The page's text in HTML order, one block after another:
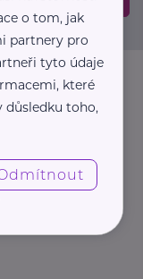
o tom, jak
partnery pro
tyto údaje
které
důsledku toho,